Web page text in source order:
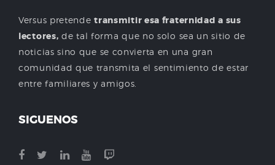
Versus pretendetransmitir esa fraternidad a sus
lectores, de tal forma que no solo sea un sitio de
noticias sino que se convierta en una gran
comunidad que transmita el sentimiento de estar
entre familiares y amigos.
SIGUENOS